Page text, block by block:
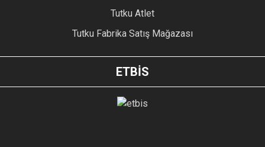
Tutku Atlet
Tutku Fabrika Satış Mağazası
ETBİS